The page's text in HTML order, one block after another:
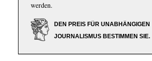
werden.
DEN PREIS FÜR UNABHÄNGIGEN
JOURNALISMUS BESTIMMEN SIE.